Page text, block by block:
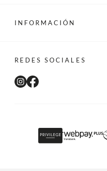
INFORMACIÓN
REDES SOCIALES